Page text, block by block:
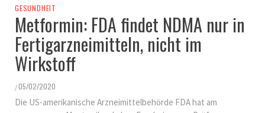
GESUNDHEIT
Metformin: FDA findet NDMA nur in
Fertigarzneimitteln, nicht im
Wirkstoff
/05/02/2020
Die US-amerikanische Arzneimittelbehörde FDA hat am